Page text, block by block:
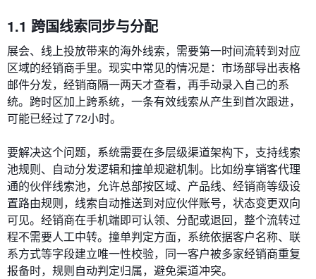
1.1 跨国线索同步与分配
展会、线上投放带来的海外线索，需要第一时间流转到对应
区域的经销商手里。现实中常见的情况是：市场部导出表格
邮件分发，经销商隔一两天才查看，再手动录入自己的系
统。跨时区加上跨系统，一条有效线索从产生到首次跟进，
可能已经过了72小时。
要解决这个问题，系统需要在多层级渠道架构下，支持线索
池规则、自动分发逻辑和撞单规避机制。比如纷享销客代理
通的伙伴线索池，允许总部按区域、产品线、经销商等级设
置路由规则，线索自动推送到对应伙伴账号，状态变更双向
可见。经销商在手机端即可认领、分配或退回，整个流转过
程不需要人工中转。撞单判定方面，系统依据客户名称、联
系方式等字段建立唯一性校验，同一客户被多家经销商重复
报备时，规则自动判定归属，避免渠道冲突。